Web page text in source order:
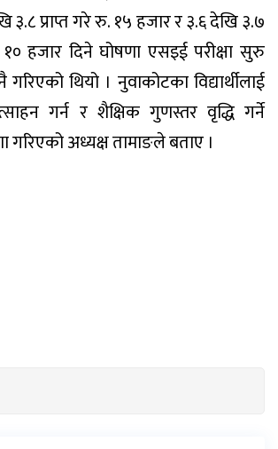
३.८ प्राप्त गरे रु. १५ हजार र ३.६ देखि ३.७
हजार दिने घोषणा एसइई परीक्षा सुरु
थियो । नुवाकोटका विद्यार्थीलाई
गर्न र शैक्षिक गुणस्तर वृद्धि गर्ने
गरिएको अध्यक्ष तामाङले बताए ।